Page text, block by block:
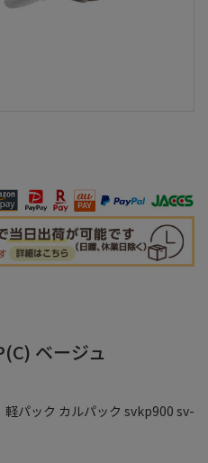
軽パック カルパック svkp900 sv-
ベージュ